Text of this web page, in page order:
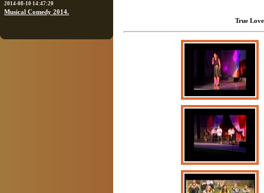
2014-08-10 14:47:20
Musical Comedy 2014.
True